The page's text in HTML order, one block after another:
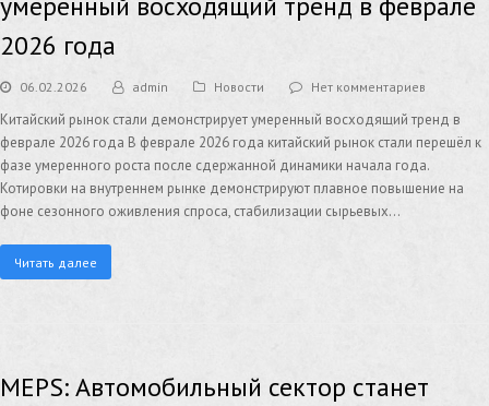
2026 года
06.02.2026 admin Новости Нет комментариев
Китайский рынок стали демонстрирует умеренный восходящий тренд в
феврале 2026 года В феврале 2026 года китайский рынок стали перешёл к
фазе умеренного роста после сдержанной динамики начала года.
Котировки на внутреннем рынке демонстрируют плавное повышение на
фоне сезонного оживления спроса, стабилизации сырьевых…
Читать далее
MEPS: Автомобильный сектор станет